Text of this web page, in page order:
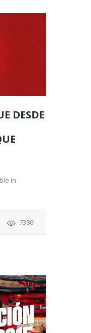
DESDE
in
7380